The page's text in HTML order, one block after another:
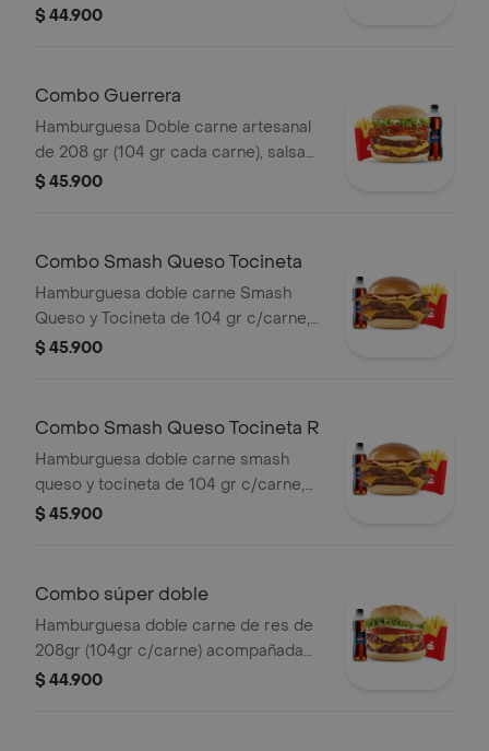
c/carne), con papas medianas, 1 copa
$ 44.900
Combo Guerrera
Hamburguesa Doble carne artesanal
de 208 gr (104 gr cada carne), salsa
de tomate, doble tajada cheddar,
salsa Presto y bebida 400 ml
$ 45.900
Combo Smash Queso Tocineta
Hamburguesa doble carne Smash
Queso y Tocineta de 104 gr c/carne,
acompañada con papas medianas y
$ 45.900
Combo Smash Queso Tocineta R
Hamburguesa doble carne smash
queso y tocineta de 104 gr c/carne,
acompañada con papas medianas y
$ 45.900
Combo súper doble
Hamburguesa doble carne de res de
208gr (104gr c/carne) acompañada
de unas papas medianas, 1 copa de
$ 44.900